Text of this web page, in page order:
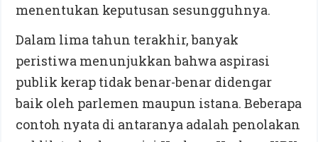
menentukan keputusan sesungguhnya.
Dalam lima tahun terakhir, banyak
peristiwa menunjukkan bahwa aspirasi
publik kerap tidak benar-benar didengar
baik oleh parlemen maupun istana. Beberapa
contoh nyata di antaranya adalah penolakan